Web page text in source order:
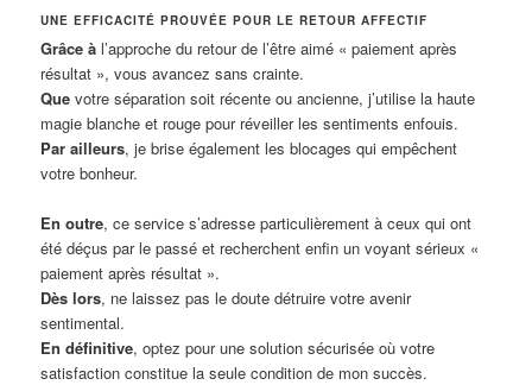
UNE EFFICACITÉ PROUVÉE POUR LE RETOUR AFFECTIF
Grâce à l’approche du retour de l’être aimé « paiement après
résultat », vous avancez sans crainte.
Que votre séparation soit récente ou ancienne, j’utilise la haute
magie blanche et rouge pour réveiller les sentiments enfouis.
Par ailleurs, je brise également les blocages qui empêchent
votre bonheur.
En outre, ce service s’adresse particulièrement à ceux qui ont
été déçus par le passé et recherchent enfin un voyant sérieux «
paiement après résultat ».
Dès lors, ne laissez pas le doute détruire votre avenir
sentimental.
En définitive, optez pour une solution sécurisée où votre
satisfaction constitue la seule condition de mon succès.